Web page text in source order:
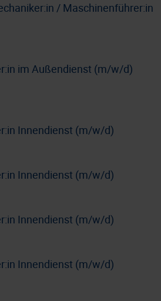
/ Maschinenführer:in
im Außendienst (m/w/d)
Innendienst (m/w/d)
Innendienst (m/w/d)
Innendienst (m/w/d)
Innendienst (m/w/d)